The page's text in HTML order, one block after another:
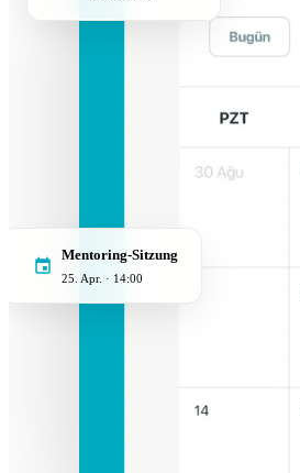
Mentoring-Sitzung
25. Apr. · 14:00